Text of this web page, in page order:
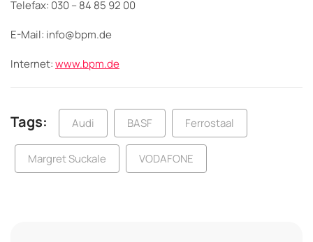
Telefax: 030 – 84 85 92 00
E-Mail: info@bpm.de
Internet:www.bpm.de
Tags: Audi BASF Ferrostaal
Margret Suckale VODAFONE